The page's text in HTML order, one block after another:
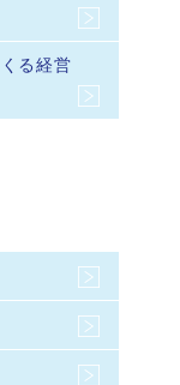
る経営